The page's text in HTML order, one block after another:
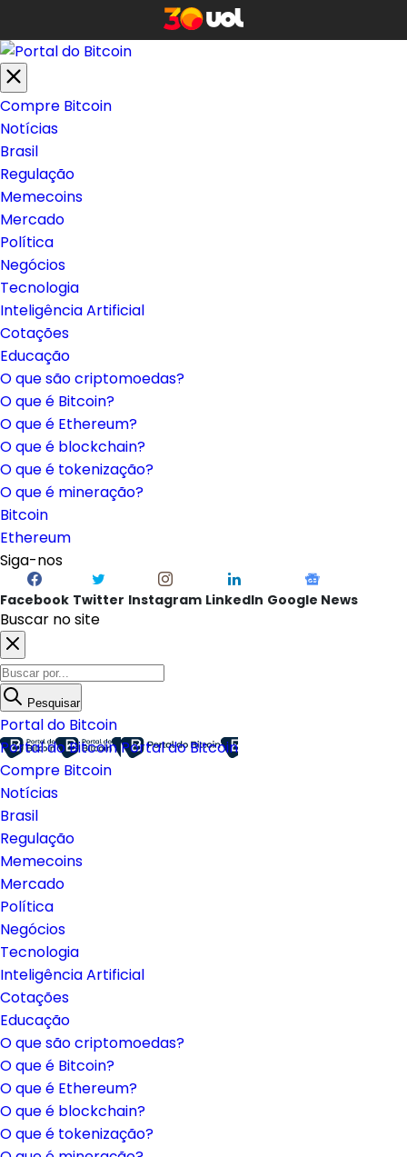
Compre Bitcoin
Notícias
Brasil
Regulação
Memecoins
Mercado
Política
Negócios
Tecnologia
Inteligência Artificial
Cotações
Educação
O que são criptomoedas?
O que é Bitcoin?
O que é Ethereum?
O que é blockchain?
O que é tokenização?
O que é mineração?
Bitcoin
Ethereum
Siga-nos
Facebook Twitter Instagram LinkedIn Google News
Buscar no site
Pesquisar
Portal do Bitcoin
Portal do BitcoinPortal do Bitcoin
Compre Bitcoin
Notícias
Brasil
Regulação
Memecoins
Mercado
Política
Negócios
Tecnologia
Inteligência Artificial
Cotações
Educação
O que são criptomoedas?
O que é Bitcoin?
O que é Ethereum?
O que é blockchain?
O que é tokenização?